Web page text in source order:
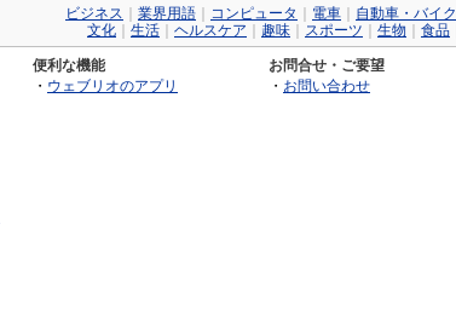
ビジネス 業界用語 コンピュータ 電車 自動車・バイク
文化
生活 ヘルスケア 趣味 スポーツ 生物 食品
便利な機能
・ ウェブリオのアプリ
お問合せ・ご要望
・ お問い合わせ